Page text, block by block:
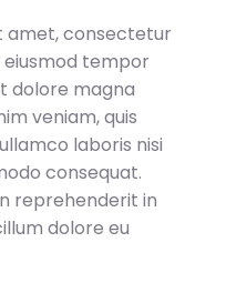
amet, consectetur
eiusmod tempor
dolore magna
veniam, quis
laboris nisi
consequat.
reprehenderit in
dolore eu